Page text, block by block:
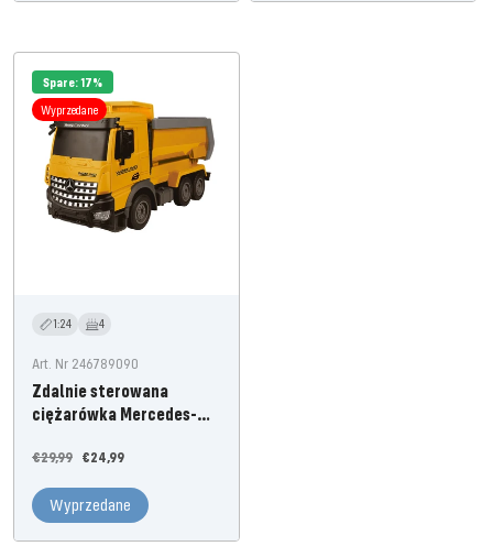
Spare: 17%
Wyprzedane
1:24 4
Art. Nr 246789090
Zdalnie sterowana
ciężarówka Mercedes-
wywrotka”
Oferta
€24,99
Cena
€29,99
Wyprzedane